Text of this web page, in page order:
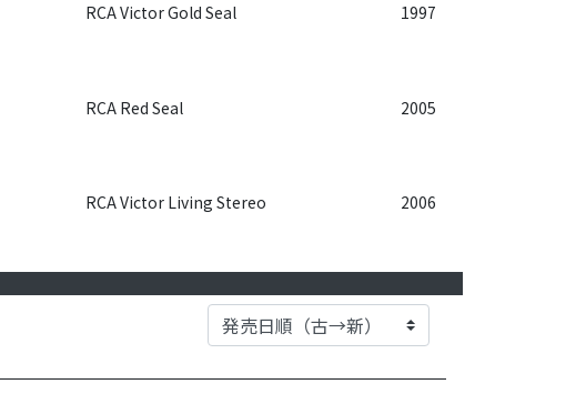
RCA Victor Gold Seal 1997
RCA Red Seal 2005
RCA Victor Living Stereo 2006